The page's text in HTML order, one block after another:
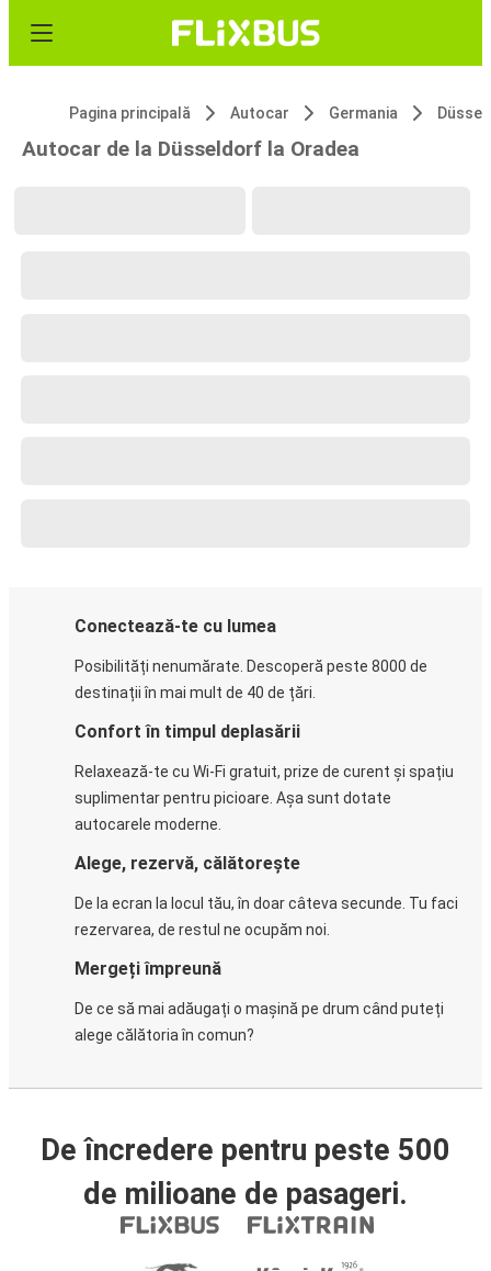
Pagina principală Autocar Germania
Autocar de la Düsseldorf la Oradea
Conectează-te cu lumea
Posibilități nenumărate. Descoperă peste 8000 de
destinații în mai mult de 40 de țări.
Confort în timpul deplasării
Relaxează-te cu Wi-Fi gratuit, prize de curent și spațiu
suplimentar pentru picioare. Așa sunt dotate
autocarele moderne.
Alege, rezervă, călătorește
De la ecran la locul tău, în doar câteva secunde. Tu faci
rezervarea, de restul ne ocupăm noi.
Mergeți împreună
De ce să mai adăugați o mașină pe drum când puteți
alege călătoria în comun?
De încredere pentru peste 500
de milioane de pasageri.